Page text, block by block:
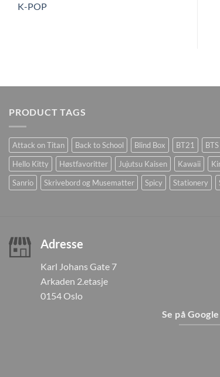
K-POP
PRODUCT TAGS
Attack on Titan Back to School Blind Box BT21 BTS
Hello Kitty
Høstfavoritter Jujutsu Kaisen Kawaii
Sanrio
Skrivebord og Musematter Spicy Stationery
Adresse
Karl Johans Gate 7
Arkaden 2.etasje
0154 Oslo
Se på